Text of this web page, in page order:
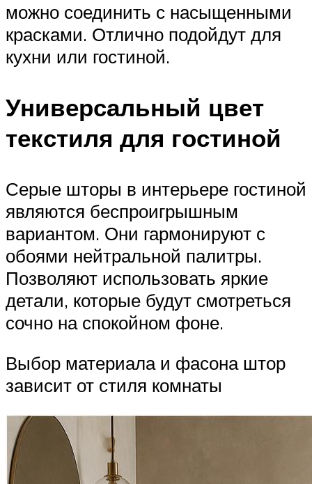
можно соединить с насыщенными
красками. Отлично подойдут для
кухни или гостиной.
Универсальный цвет
текстиля для гостиной
Серые шторы в интерьере гостиной
являются беспроигрышным
вариантом. Они гармонируют с
обоями нейтральной палитры.
Позволяют использовать яркие
детали, которые будут смотреться
сочно на спокойном фоне.
Выбор материала и фасона штор
зависит от стиля комнаты